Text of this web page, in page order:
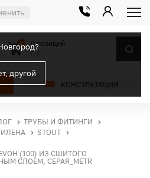
другой
КОНСУЛЬТАЦИЯ
0
0 позиций
ТРУБЫ И ФИТИНГИ
STOUT
(100) ИЗ СШИТОГО
СЛОЕМ, СЕРАЯ_METR